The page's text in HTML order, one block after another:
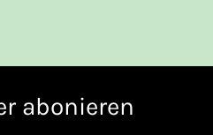
abonieren